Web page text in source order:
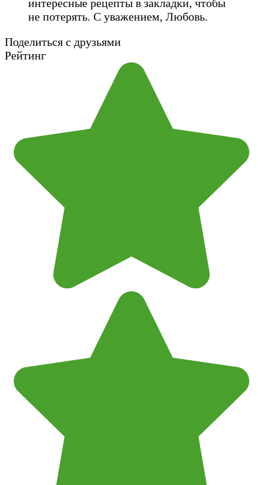
интересные рецепты в закладки, чтобы
не потерять. С уважением, Любовь.
Поделиться с друзьями
Рейтинг